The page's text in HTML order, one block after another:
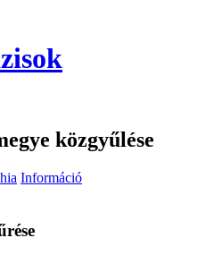
közgyűlése
Információ